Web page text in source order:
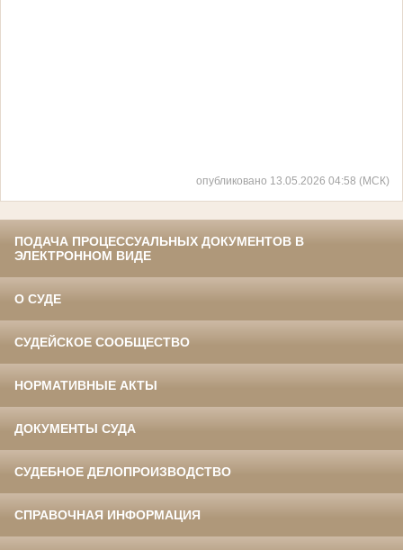
опубликовано 13.05.2026 04:58 (МСК)
ПОДАЧА ПРОЦЕССУАЛЬНЫХ ДОКУМЕНТОВ В
ЭЛЕКТРОННОМ ВИДЕ
О СУДЕ
СУДЕЙСКОЕ СООБЩЕСТВО
НОРМАТИВНЫЕ АКТЫ
ДОКУМЕНТЫ СУДА
СУДЕБНОЕ ДЕЛОПРОИЗВОДСТВО
СПРАВОЧНАЯ ИНФОРМАЦИЯ